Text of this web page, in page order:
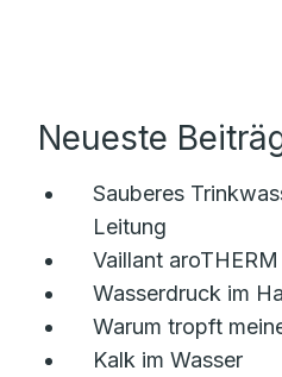
Neueste
Sauberes
Leitung
Vaillant
Wasserdruck im
Warum tropft
Kalk im Wasser